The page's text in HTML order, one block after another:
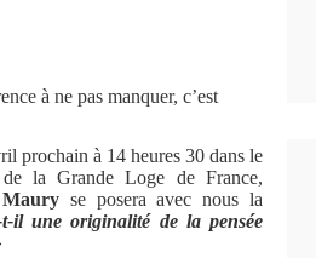
à ne pas manquer, c’est
prochain à 14 heures 30 dans le
la Grande Loge de France,
Mauryse posera avec nous la
il une originalité de la pensée